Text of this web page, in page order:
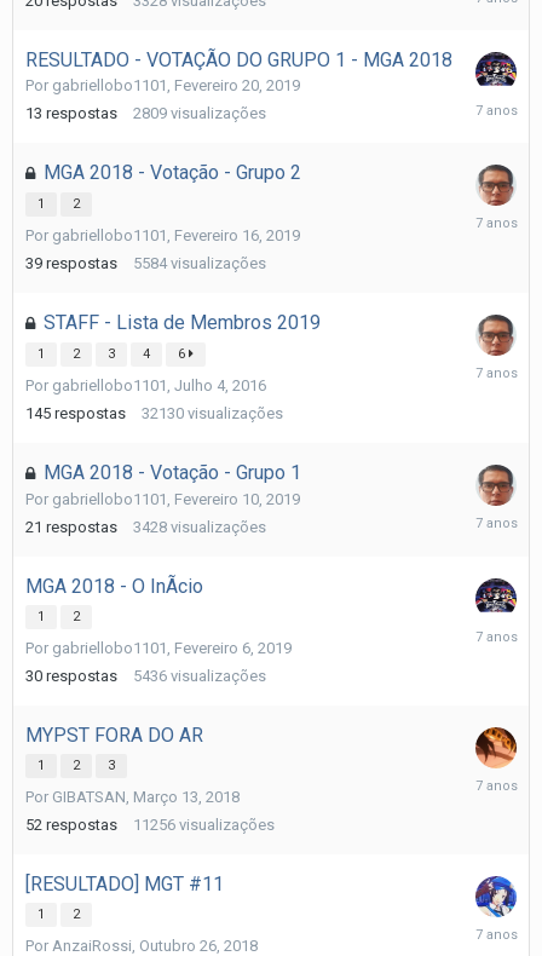
RESULTADO - VOTAÇÃO DO GRUPO 1 - MGA 2018
Por gabriellobo1101 , Fevereiro 20, 2019
13 respostas 2809 visualizações
Fevereiro
MGA 2018 - Votação - Grupo 2
1 2
Por gabriellobo1101 , Fevereiro 16, 2019
39 respostas 5584 visualizações
Fevereiro
STAFF - Lista de Membros 2019
1 2 3 4 6
Por gabriellobo1101 , Julho 4, 2016
145 respostas 32130 visualizações
Fevereiro
MGA 2018 - Votação - Grupo 1
Por gabriellobo1101 , Fevereiro 10, 2019
21 respostas 3428 visualizações
Fevereiro
MGA 2018 - O InÃ­cio
1 2
Por gabriellobo1101 , Fevereiro 6, 2019
30 respostas 5436 visualizações
Fevereiro
MYPST FORA DO AR
1 2 3
Por GIBATSAN, Março 13, 2018
52 respostas 11256 visualizações
Fevereiro
[RESULTADO] MGT #11
1 2
Por AnzaiRossi, Outubro 26, 2018
Outubro